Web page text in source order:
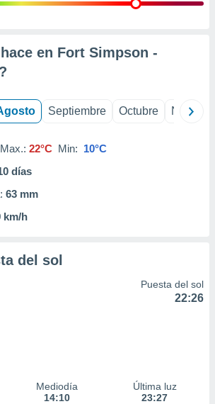
en Fort Simpson -
?
Septiembre Octubre
Max.: 22°C Min: 10°C
días
63 mm
km/h
del sol
Puesta del sol
22:26
Mediodía
14:10
Última luz
23:27